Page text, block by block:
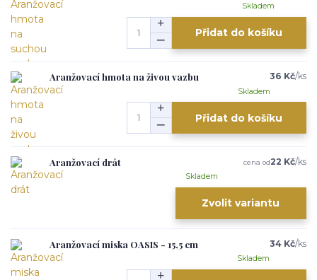
Skladem
Přidat do košíku
Aranžovací hmota na živou vazbu 36 Kč/ks
Skladem
Přidat do košíku
Aranžovací drát cena od22 Kč/ks
Skladem
Zvolit variantu
Aranžovací miska OASIS - 15,5 cm 34 Kč/ks
Skladem